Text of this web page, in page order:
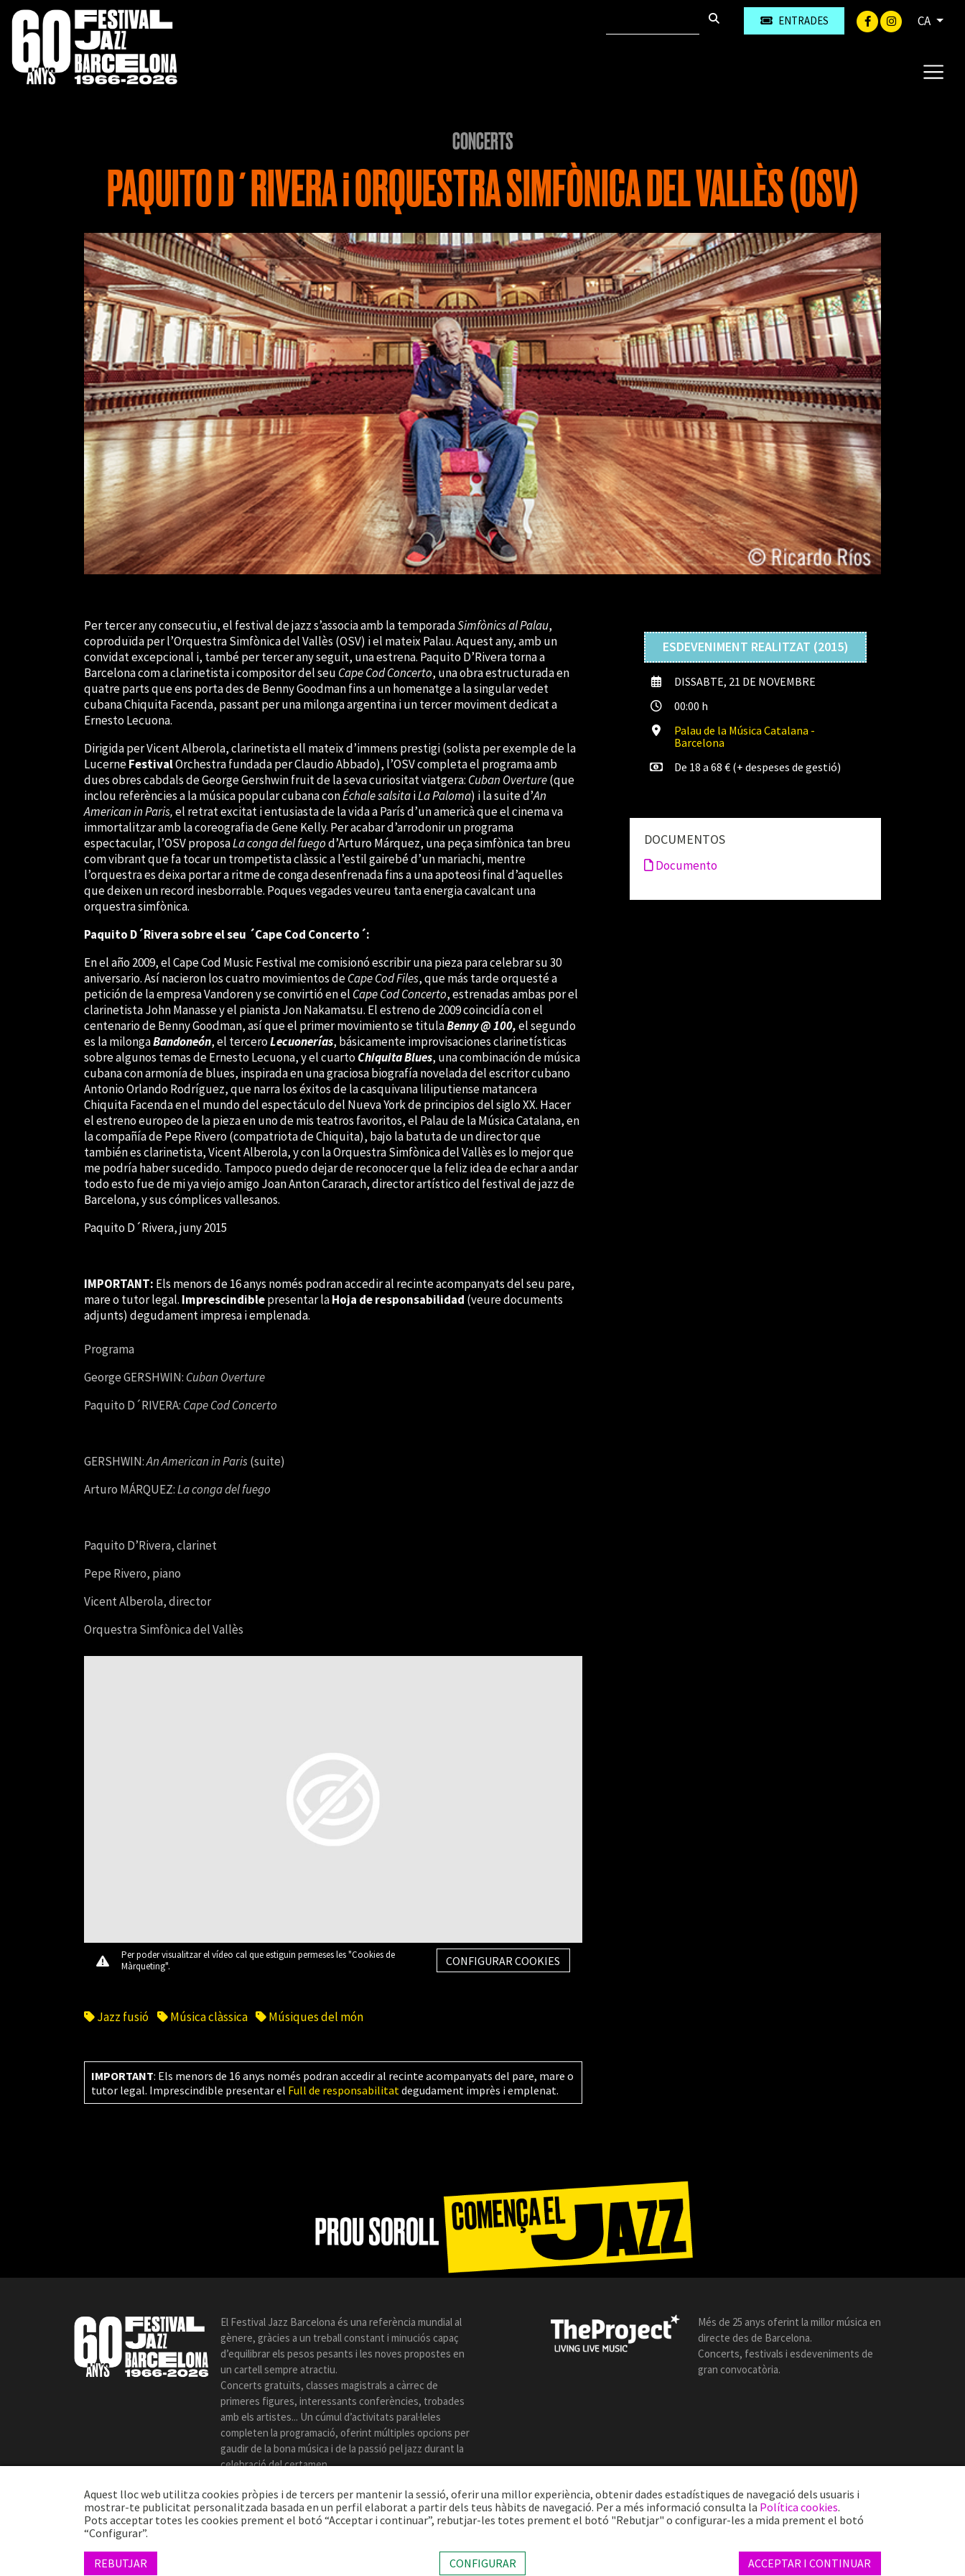
ENTRADES CA
CONCERTS
PAQUITO D´RIVERA i ORQUESTRA SIMFÒNICA DEL VALLÈS (OSV)
ESDEVENIMENT REALITZAT (2015)
DISSABTE, 21 DE NOVEMBRE
00:00 h
Palau de la Música Catalana -
Barcelona
De 18 a 68 € (+ despeses de gestió)
DOCUMENTOS
Documento
Per tercer any consecutiu, el festival de jazz s’associa amb la temporadaSimfònics al Palau,
coproduïda per l’Orquestra Simfònica del Vallès (OSV) i el mateix Palau. Aquest any, amb un
convidat excepcional i, també per tercer any seguit, una estrena. Paquito D’Rivera torna a
Barcelona com a clarinetista i compositor del seu Cape Cod Concerto, una obra estructurada en
quatre parts que ens porta des de Benny Goodman fins a un homenatge a la singular vedet
cubana Chiquita Facenda, passant per una milonga argentina i un tercer moviment dedicat a
Ernesto Lecuona.
Dirigida per Vicent Alberola, clarinetista ell mateix d’immens prestigi (solista per exemple de la
LucerneFestivalOrchestra fundada per Claudio Abbado), l’OSV completa el programa amb
dues obres cabdals de George Gershwin fruit de la seva curiositat viatgera: Cuban Overture(que
inclou referències a la música popular cubana conÉchale salsitaiLa Paloma) i la suite d’An
American in Paris,el retrat excitat i entusiasta de la vida a París d’un americà que el cinema va
immortalitzar amb la coreografia de Gene Kelly. Per acabar d’arrodonir un programa
espectacular, l’OSV proposaLa conga del fuegod’Arturo Márquez, una peça simfònica tan breu
com vibrant que fa tocar un trompetista clàssic a l’estil gairebé d’un mariachi, mentre
l’orquestra es deixa portar a ritme de conga desenfrenada fins a una apoteosi final d’aquelles
que deixen un record inesborrable. Poques vegades veureu tanta energia cavalcant una
orquestra simfònica.
Paquito D´Rivera sobre el seu ´Cape Cod Concerto´:
En el año 2009, el Cape Cod Music Festival me comisionó escribir una pieza para celebrar su 30
aniversario. Así nacieron los cuatro movimientos deCape Cod Files, que más tarde orquesté a
petición de la empresa Vandoren y se convirtió en el Cape Cod Concerto, estrenadas ambas por el
clarinetista John Manasse y el pianista Jon Nakamatsu. El estreno de 2009 coincidía con el
centenario de Benny Goodman, así que el primer movimiento se titulaBenny @ 100,el segundo
es la milongaBandoneón, el terceroLecuonerías, básicamente improvisaciones clarinetísticas
sobre algunos temas de Ernesto Lecuona, y el cuartoChiquita Blues, una combinación de música
cubana con armonía de blues, inspirada en una graciosa biografía novelada del escritor cubano
Antonio Orlando Rodríguez, que narra los éxitos de la casquivana liliputiense matancera
Chiquita Facenda en el mundo del espectáculo del Nueva York de principios del siglo XX. Hacer
el estreno europeo de la pieza en uno de mis teatros favoritos, el Palau de la Música Catalana, en
la compañía de Pepe Rivero (compatriota de Chiquita), bajo la batuta de un director que
también es clarinetista, Vicent Alberola, y con la Orquestra Simfònica del Vallès es lo mejor que
me podría haber sucedido. Tampoco puedo dejar de reconocer que la feliz idea de echar a andar
todo esto fue de mi ya viejo amigo Joan Anton Cararach, director artístico del festival de jazz de
Barcelona, y sus cómplices vallesanos.
Paquito D´Rivera, juny 2015
IMPORTANT: Els menors de 16 anys només podran accedir al recinte acompanyats del seu pare,
mare o tutor legal. Imprescindiblepresentar laHoja de responsabilidad (veure documents
adjunts) degudament impresa i emplenada.
Programa
George GERSHWIN: Cuban Overture
Paquito D´RIVERA: Cape Cod Concerto
GERSHWIN:An American in Paris(suite)
Arturo MÁRQUEZ:La conga del fuego
Paquito D’Rivera, clarinet
Pepe Rivero, piano
Vicent Alberola, director
Orquestra Simfònica del Vallès
Per poder visualitzar el vídeo cal que estiguin permeses les "Cookies de
Màrqueting".
CONFIGURAR COOKIES
Jazz fusió Música clàssica Músiques del món
IMPORTANT: Els menors de 16 anys només podran accedir al recinte acompanyats del pare, mare o
tutor legal. Imprescindible presentar el Full de responsabilitat degudament imprès i emplenat.
El Festival Jazz Barcelona és una referència mundial al
gènere, gràcies a un treball constant i minuciós capaç
d’equilibrar els pesos pesants i les noves propostes en
un cartell sempre atractiu.
Concerts gratuïts, classes magistrals a càrrec de
primeres figures, interessants conferències, trobades
amb els artistes... Un cúmul d’activitats paral·leles
completen la programació, oferint múltiples opcions per
gaudir de la bona música i de la passió pel jazz durant la
celebració del certamen.
Més de 25 anys oferint la millor música en
directe des de Barcelona.
Concerts, festivals i esdeveniments de
gran convocatòria.
Avís legal|Política privacitat
Aquest lloc web utilitza cookies pròpies i de tercers per mantenir la sessió, oferir una millor experiència, obtenir dades estadístiques de navegació dels usuaris i
mostrar-te publicitat personalitzada basada en un perfil elaborat a partir dels teus hàbits de navegació. Per a més informació consulta la Política cookies.
Pots acceptar totes les cookies prement el botó “Acceptar i continuar”, rebutjar-les totes prement el botó "Rebutjar" o configurar-les a mida prement el botó
“Configurar”.
REBUTJAR CONFIGURAR ACCEPTAR I CONTINUAR